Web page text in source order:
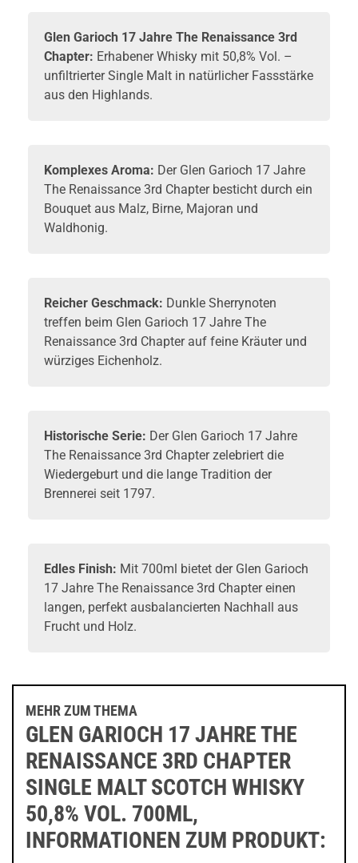
Glen Garioch 17 Jahre The Renaissance 3rd
Chapter: ErhabenerWhisky mit 50,8% Vol. –
unfiltrierter Single Malt in natürlicher Fassstärke
aus den Highlands.
Komplexes Aroma: Der Glen Garioch 17 Jahre
The Renaissance 3rd Chapter besticht durch ein
Bouquet aus Malz, Birne, Majoran und
Waldhonig.
Reicher Geschmack: Dunkle Sherrynoten
treffen beim Glen Garioch 17 Jahre The
Renaissance 3rd Chapter auf feine Kräuter und
würziges Eichenholz.
Historische Serie: Der Glen Garioch 17 Jahre
The Renaissance 3rd Chapter zelebriert die
Wiedergeburt und die lange Tradition der
Brennerei seit 1797.
Edles Finish: Mit 700ml bietet der Glen Garioch
17 Jahre The Renaissance 3rd Chapter einen
langen, perfekt ausbalancierten Nachhall aus
Frucht und Holz.
MEHR ZUM THEMA
GLEN GARIOCH 17 JAHRE THE
RENAISSANCE 3RD CHAPTER
SINGLE MALT SCOTCH WHISKY
50,8% VOL. 700ML,
INFORMATIONEN ZUM PRODUKT: